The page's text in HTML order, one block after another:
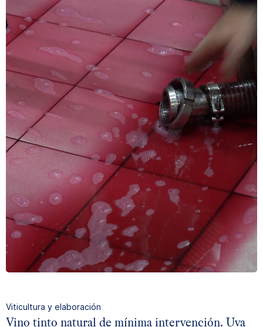
Viticultura y elaboración
Vino tinto natural de mínima intervención. Uva